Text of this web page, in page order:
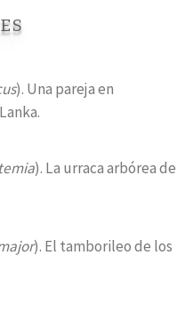
). Una pareja en
). La urraca arbórea de
). El tamborileo de los